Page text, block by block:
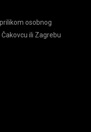
osobnog
ili Zagrebu